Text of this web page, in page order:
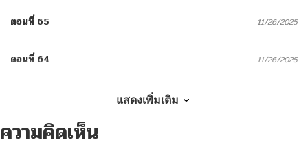
ตอนที่ 65 11/26/2025
ตอนที่ 64 11/26/2025
ตอนที่ 62
แสดงเพิ่มเติม
ความคิดเห็น